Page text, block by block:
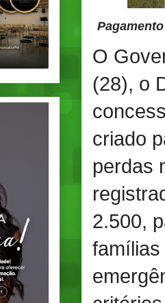
O
(28), o
criado
perdas
2.500,